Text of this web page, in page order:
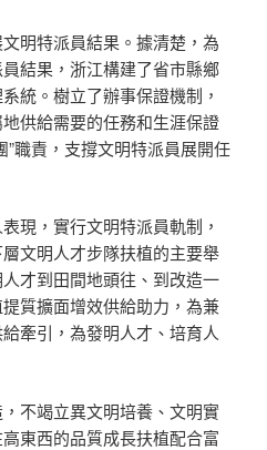
明特派員結果。據清楚，為
結果，浙江構建了省市縣鄉
統。樹立了辦事保證機制，
供給需要的任務和生涯保證
”職責，支撐文明特派員展開任
現，實行文明特派員軌制，
文明人才步隊扶植的主要舉
才到田間地頭往、到改造一
質擴面增效供給助力，為兼
牽引，為發明人才、培育人
不竭立異文明培養、文明實
東西的品質成長扶植配合富